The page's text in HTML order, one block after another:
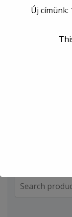
S70, V70, V70
Search
for:
Új címünk: